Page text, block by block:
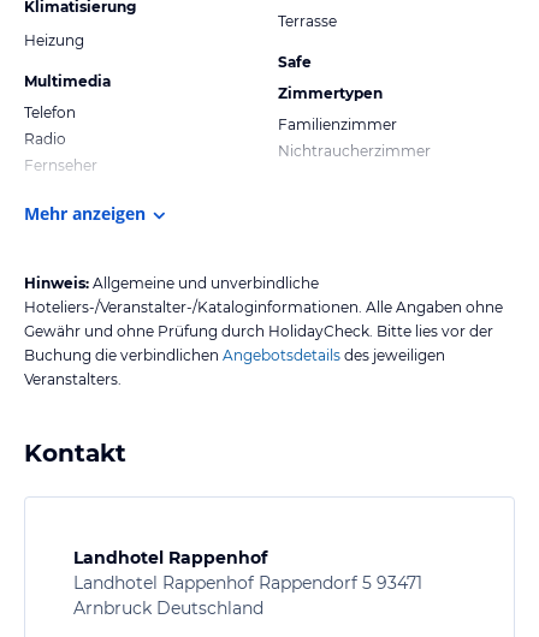
Klimatisierung
Heizung
Multimedia
Telefon
Radio
Fernseher
Terrasse
Safe
Zimmertypen
Familienzimmer
Nichtraucherzimmer
Mehr anzeigen
Hinweis: Allgemeine und unverbindliche
Hoteliers-/Veranstalter-/Kataloginformationen. Alle Angaben ohne
Gewähr und ohne Prüfung durch HolidayCheck. Bitte lies vor der
Buchung die verbindlichen Angebotsdetails des jeweiligen
Veranstalters.
Kontakt
Landhotel Rappenhof
Landhotel Rappenhof Rappendorf 5 93471
Arnbruck Deutschland